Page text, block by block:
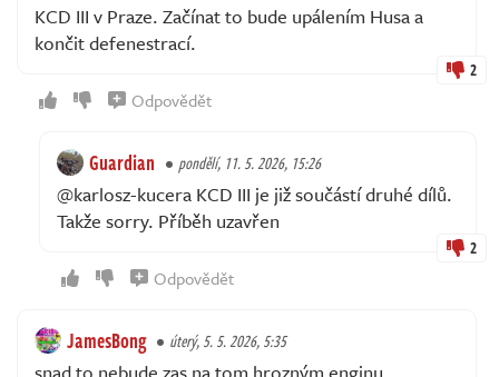
KCD III v Praze. Začínat to bude upálením Husa a
končit defenestrací.
2
Odpovědět
Guardian pondělí, 11. 5. 2026, 15:26
@karlosz-kucera KCD III je již součástí druhé dílů.
Takže sorry. Příběh uzavřen
2
Odpovědět
JamesBong úterý, 5. 5. 2026, 5:35